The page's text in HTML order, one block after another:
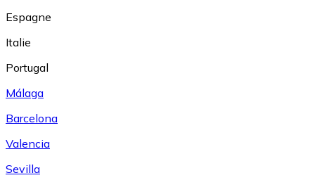
Espagne
Italie
Portugal
Málaga
Barcelona
Valencia
Sevilla